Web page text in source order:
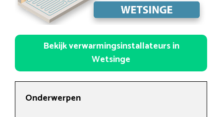
Bekijk verwarmingsinstallateurs in
Wetsinge
Onderwerpen